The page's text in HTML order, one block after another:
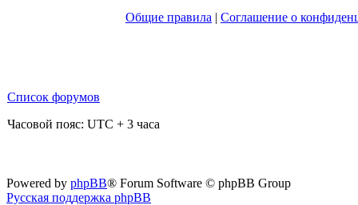
Общие правила | Соглашение о
Список форумов
Часовой пояс: UTC + 3 часа
Powered by phpBB® Forum Software © phpBB Group
Русская поддержка phpBB